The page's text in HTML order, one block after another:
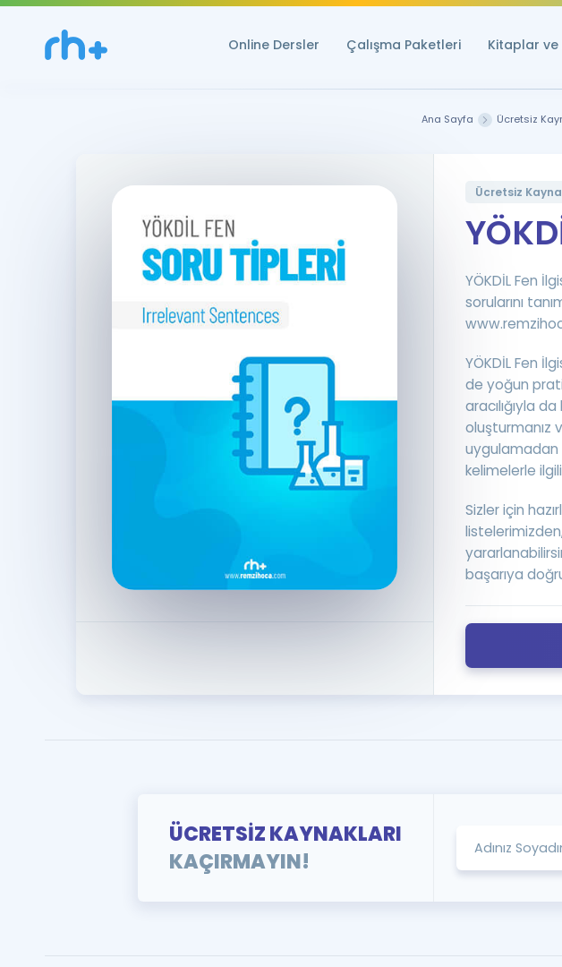
Online Dersler Çalışma Paketleri Kitaplar
Ana Sayfa Ücretsiz
Ücretsiz
YÖKDİL Fen
sorularını
YÖKDİL Fen
de yoğun
aracılığıyla
oluşturmanız
uygulamadan
kelimelerle
Sizler için
başarıya
ÜCRETSİZ KAYNAKLARI
KAÇIRMAYIN!